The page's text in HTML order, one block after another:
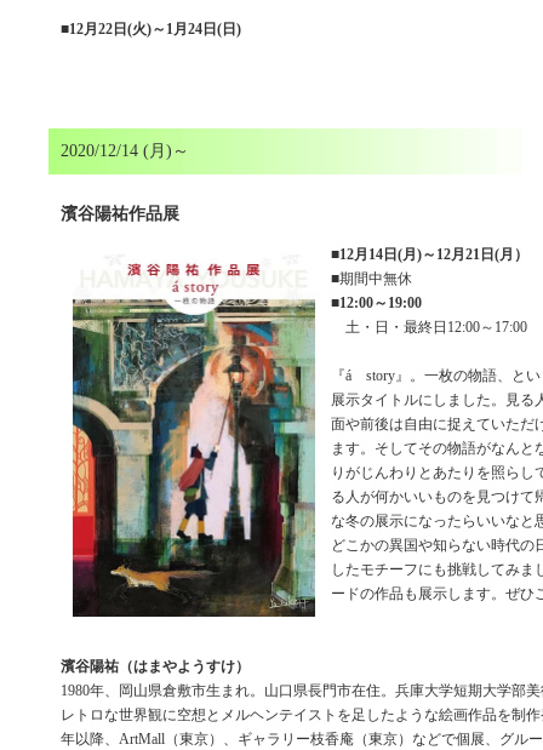
■12月22日(火)～1月24日(日)
2020/12/14 (月)～
濱谷陽祐作品展
■12月14日(月)～12月21日(月）
■期間中無休
■12:00～19:00
土・日・最終日12:00～17:00
『á story』。一枚の物語、と
展示タイトルにしました。見る
面や前後は自由に捉えていただ
ます。そしてその物語がなんと
りがじんわりとあたりを照らし
る人が何かいいものを見つけて
な冬の展示になったらいいなと
どこかの異国や知らない時代の
したモチーフにも挑戦してみま
ードの作品も展示します。ぜひ
濱谷陽祐（はまやようすけ）
1980年、岡山県倉敷市生まれ。山口県長門市在住。兵庫大学短期大学部
レトロな世界観に空想とメルヘンテイストを足したような絵画作品を制
年以降、ArtMall（東京）、ギャラリー枝香庵（東京）などで個展、グル